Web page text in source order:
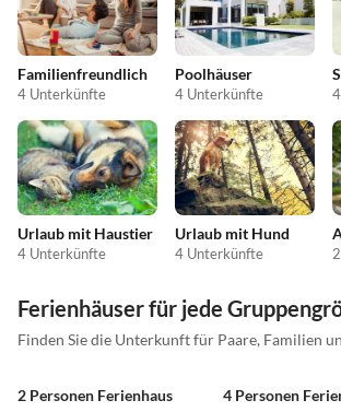
Familienfreundlich
4 Unterkünfte
Poolhäuser
4 Unterkünfte
Urlaub mit Haustier
4 Unterkünfte
Urlaub mit Hund
4 Unterkünfte
Ferienhäuser für jede
Finden Sie die Unterkunft für Paare, Familien
2 Personen Ferienhaus 4 Personen